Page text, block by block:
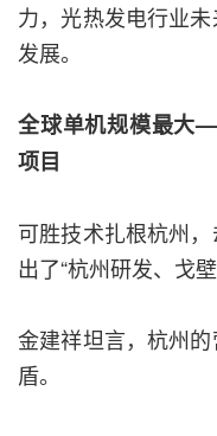
力，光热发电行业
发展。
全球单机规模最大
项目
可胜技术扎根杭州
出了“杭州研发、戈
金建祥坦言，杭州
盾。